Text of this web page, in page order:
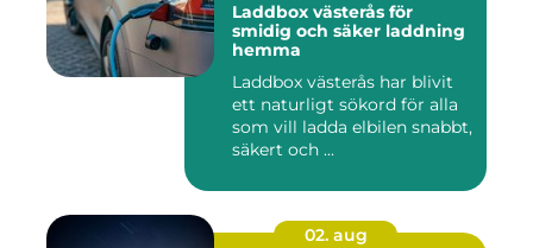
Laddbox västerås för
smidig och säker laddning
hemma
Laddbox västerås har blivit
ett naturligt sökord för alla
som vill ladda elbilen snabbt,
säkert och ...
02. aug